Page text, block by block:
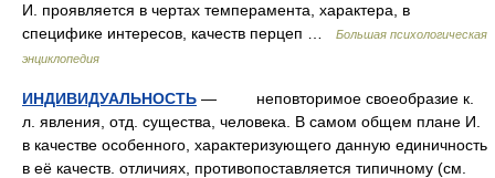
И. проявляется в чертах темперамента, характера, в
специфике интересов, качеств перцеп …
Большая психологическая
энциклопедия
ИНДИВИДУАЛЬНОСТЬ — неповторимое своеобразие к.
л. явления, отд. существа, человека. В самом общем плане И.
в качестве особенного, характеризующего данную единичность
в её качеств. отличиях, противопоставляется типичному (см.